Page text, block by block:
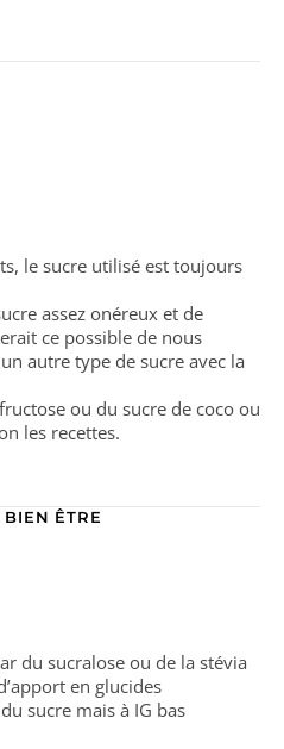
le sucre utilisé est toujours
assez onéreux et de
ce possible de nous
autre type de sucre avec la
ou du sucre de coco ou
les recettes.
BIEN ÊTRE
du sucralose ou de la stévia
en glucides
sucre mais à IG bas